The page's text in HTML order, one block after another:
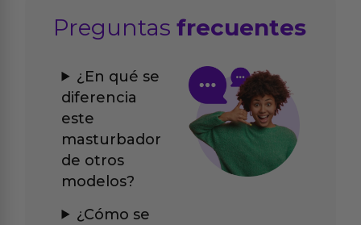
Preguntasfrecuentes
¿En qué se
diferencia
este
masturbador
de otros
modelos?
¿Cómo se